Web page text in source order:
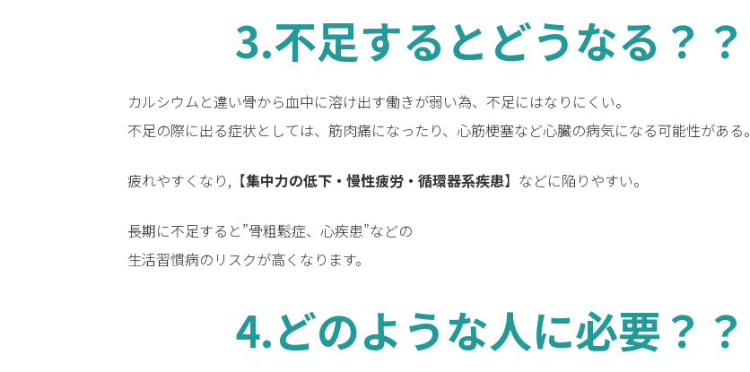
3.不足するとどうなる？？
カルシウムと違い骨から血中に溶け出す働きが弱い為、不足にはなりにくい。
不足の際に出る症状としては、筋肉痛になったり、心筋梗塞など心臓の病気になる可能性がある。
疲れやすくなり,【集中力の低下・慢性疲労・循環器系疾患】などに陥りやすい。
長期に不足すると”骨粗鬆症、心疾患”などの
生活習慣病のリスクが高くなります。
4.どのような人に必要？？